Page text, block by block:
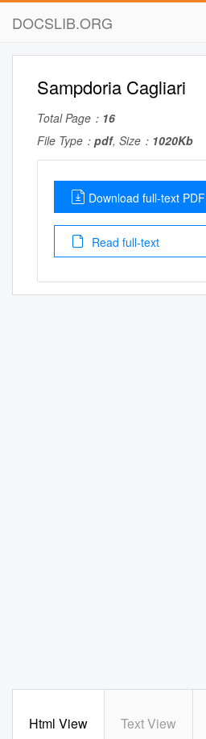
DOCSLIB.ORG
Sampdoria Cagliari
Total Page： 16
File Type： pdf, Size： 1020Kb
Download full-text PDF
Read full-text
Html View Text View